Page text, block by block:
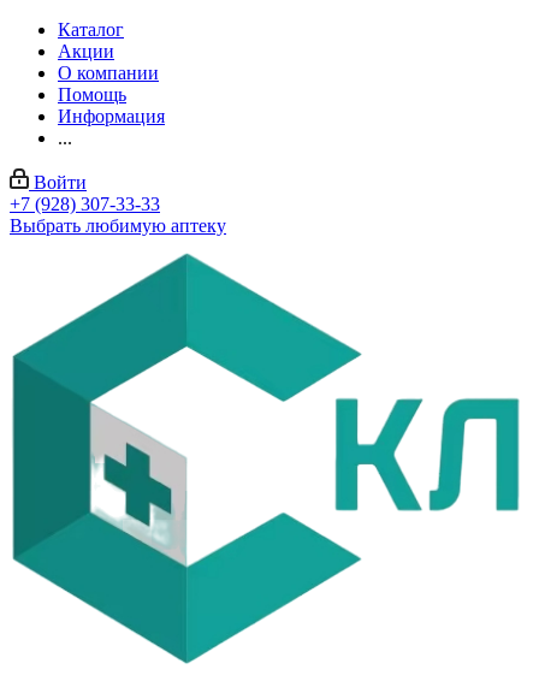
Каталог
Акции
О компании
Помощь
Информация
...
Войти
+7 (928) 307-33-33
Выбрать любимую аптеку